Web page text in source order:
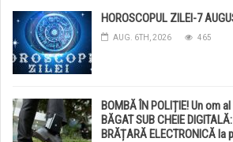
HOROSCOPUL ZILEI-7
AUG. 6TH, 2026 465
BOMBĂ ÎN POLIȚIE! Un om
BĂGAT SUB CHEIE
BRĂȚARĂ ELECTRONICĂ la